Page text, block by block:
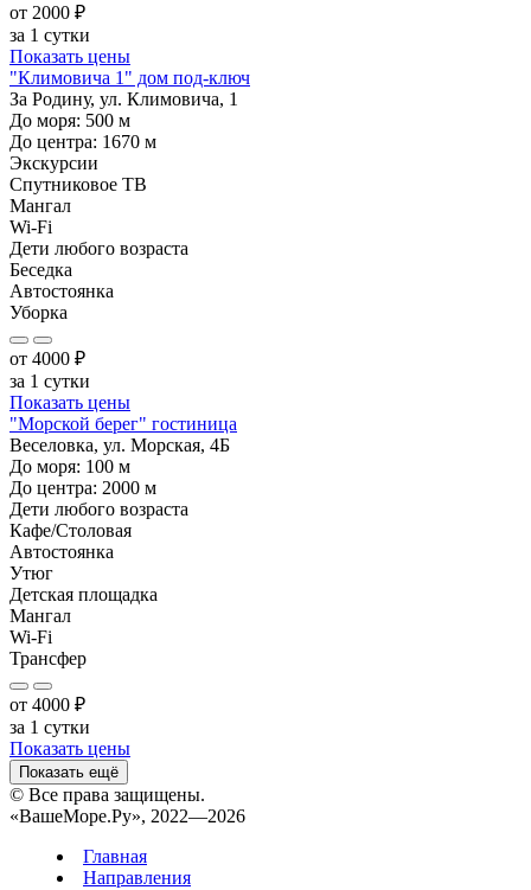
от 2000 ₽
за 1 сутки
Показать цены
"Климовича 1" дом под-ключ
За Родину, ул. Климовича, 1
До моря: 500 м
До центра: 1670 м
Экскурсии
Спутниковое ТВ
Мангал
Wi-Fi
Дети любого возраста
Беседка
Автостоянка
Уборка
от 4000 ₽
за 1 сутки
Показать цены
"Морской берег" гостиница
Веселовка, ул. Морская, 4Б
До моря: 100 м
До центра: 2000 м
Дети любого возраста
Кафе/Столовая
Автостоянка
Утюг
Детская площадка
Мангал
Wi-Fi
Трансфер
от 4000 ₽
за 1 сутки
Показать цены
Показать ещё
© Все права защищены.
«ВашеМоре.Ру», 2022—2026
Главная
Направления